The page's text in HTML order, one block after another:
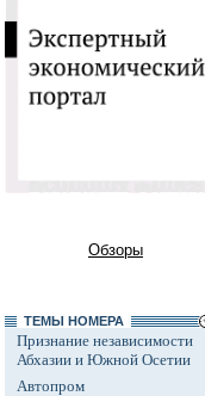
Обзоры
ТЕМЫ НОМЕРА
Признание независимости
Абхазии и Южной Осетии
Автопром